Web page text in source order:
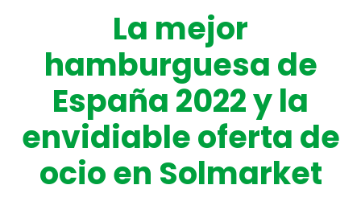
La mejor
hamburguesa de
España 2022 y la
envidiable oferta de
ocio en Solmarket